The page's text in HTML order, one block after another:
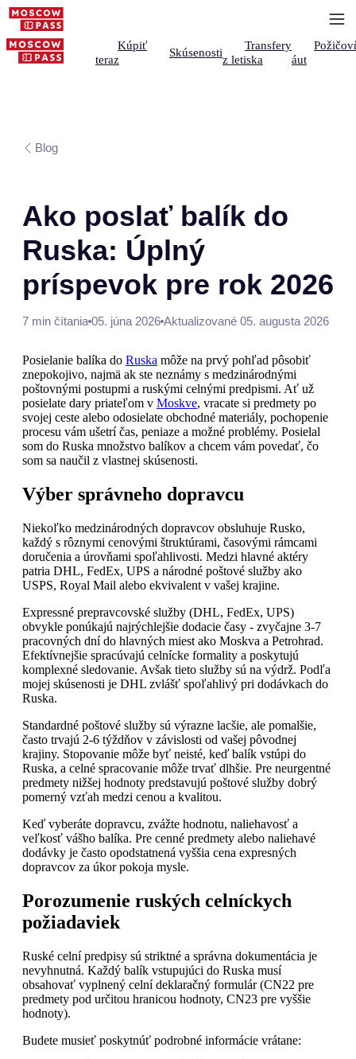
Kúpiť
teraz
Skúsenosti
Transfery
z letiska
áut
Blog
Ako poslať balík do
Ruska: Úplný
príspevok pre rok 2026
7 min čítania 05. júna 2026 Aktualizované 05. augusta 2026
Posielanie balíka do Ruska môže na prvý pohľad pôsobiť
znepokojivo, najmä ak ste neznámy s medzinárodnými
poštovnými postupmi a ruskými celnými predpismi. Ať už
posielate dary priateľom v Moskve, vracate si predmety po
svojej ceste alebo odosielate obchodné materiály, pochopenie
procesu vám ušetrí čas, peniaze a možné problémy. Posielal
som do Ruska množstvo balíkov a chcem vám povedať, čo
som sa naučil z vlastnej skúsenosti.
Výber správneho dopravcu
Niekoľko medzinárodných dopravcov obsluhuje Rusko,
každý s rôznymi cenovými štruktúrami, časovými rámcami
doručenia a úrovňami spoľahlivosti. Medzi hlavné aktéry
patria DHL, FedEx, UPS a národné poštové služby ako
USPS, Royal Mail alebo ekvivalent v vašej krajine.
Expressné prepravcovské služby (DHL, FedEx, UPS)
obvykle ponúkajú najrýchlejšie dodacie časy - zvyčajne 3-7
pracovných dní do hlavných miest ako Moskva a Petrohrad.
Efektívnejšie spracúvajú celnícke formality a poskytujú
komplexné sledovanie. Avšak tieto služby sú na výdrž. Podľa
mojej skúsenosti je DHL zvlášť spoľahlivý pri dodávkach do
Ruska.
Standardné poštové služby sú výrazne lacšie, ale pomalšie,
často trvajú 2-6 týždňov v závislosti od vašej pôvodnej
krajiny. Stopovanie môže byť neisté, keď balík vstúpi do
Ruska, a celné spracovanie môže trvať dlhšie. Pre neurgentné
predmety nižšej hodnoty predstavujú poštové služby dobrý
pomerný vzťah medzi cenou a kvalitou.
Keď vyberáte dopravcu, zvážte hodnotu, naliehavosť a
veľkosť vášho balíka. Pre cenné predmety alebo naliehavé
dodávky je často opodstatnená vyššia cena expresných
dopravcov za úkor pokoja mysle.
Porozumenie ruských celníckych
požiadaviek
Ruské celní predpisy sú striktné a správna dokumentácia je
nevyhnutná. Každý balík vstupujúci do Ruska musí
obsahovať vyplnený celní deklaračný formulár (CN22 pre
predmety pod určitou hranicou hodnoty, CN23 pre vyššie
hodnoty).
Budete musieť poskytnúť podrobné informácie vrátane: